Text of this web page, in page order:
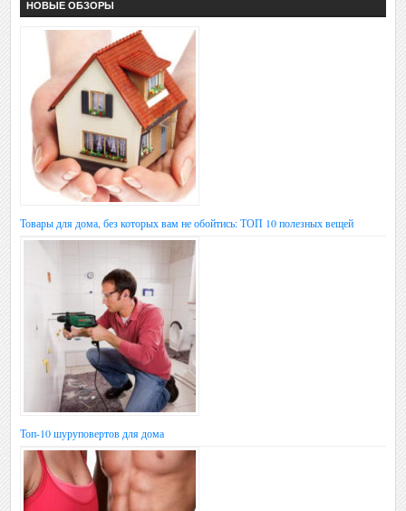
НОВЫЕ ОБЗОРЫ
Товары для дома, без которых вам не обойтись: ТОП 10 полезных вещей
Топ-10 шуруповертов для дома